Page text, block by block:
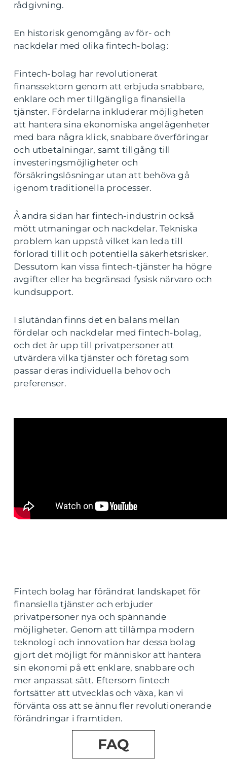
rådgivning.
En historisk genomgång av för- och
nackdelar med olika fintech-bolag:
Fintech-bolag har revolutionerat
finanssektorn genom att erbjuda snabbare,
enklare och mer tillgängliga finansiella
tjänster. Fördelarna inkluderar möjligheten
att hantera sina ekonomiska angelägenheter
med bara några klick, snabbare överföringar
och utbetalningar, samt tillgång till
investeringsmöjligheter och
försäkringslösningar utan att behöva gå
igenom traditionella processer.
Å andra sidan har fintech-industrin också
mött utmaningar och nackdelar. Tekniska
problem kan uppstå vilket kan leda till
förlorad tillit och potentiella säkerhetsrisker.
Dessutom kan vissa fintech-tjänster ha högre
avgifter eller ha begränsad fysisk närvaro och
kundsupport.
I slutändan finns det en balans mellan
fördelar och nackdelar med fintech-bolag,
och det är upp till privatpersoner att
utvärdera vilka tjänster och företag som
passar deras individuella behov och
preferenser.
Fintech bolag har förändrat landskapet för
finansiella tjänster och erbjuder
privatpersoner nya och spännande
möjligheter. Genom att tillämpa modern
teknologi och innovation har dessa bolag
gjort det möjligt för människor att hantera
sin ekonomi på ett enklare, snabbare och
mer anpassat sätt. Eftersom fintech
fortsätter att utvecklas och växa, kan vi
förvänta oss att se ännu fler revolutionerande
förändringar i framtiden.
FAQ